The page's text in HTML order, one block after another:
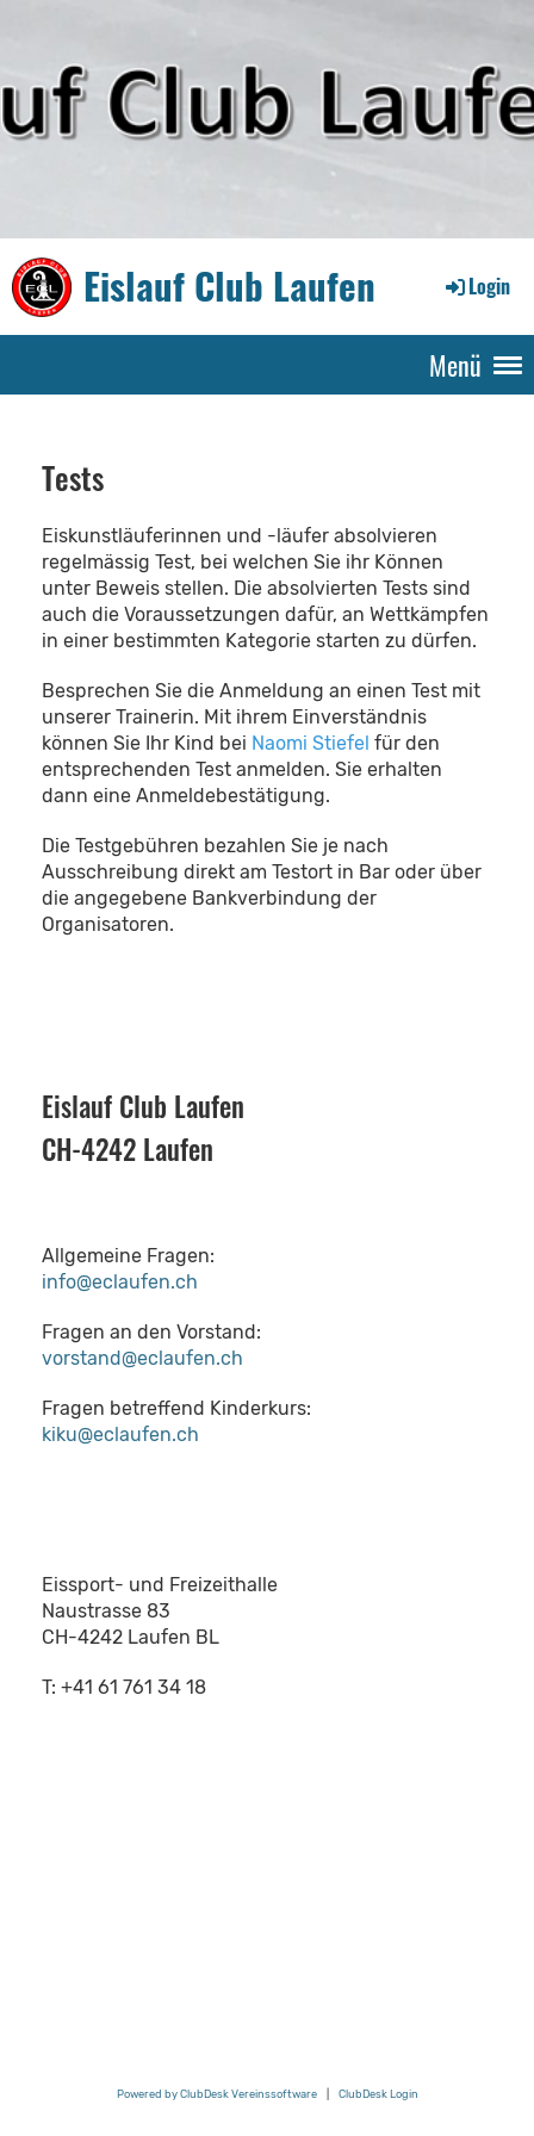
Eislauf Club Laufen Login
Menü
Tests
Eiskunstläuferinnen und -läufer absolvieren
regelmässig Test, bei welchen Sie ihr Können
unter Beweis stellen. Die absolvierten Tests sind
auch die Voraussetzungen dafür, an Wettkämpfen
in einer bestimmten Kategorie starten zu dürfen.
Besprechen Sie die Anmeldung an einen Test mit
unserer Trainerin. Mit ihrem Einverständnis
können Sie Ihr Kind bei Naomi Stiefel für den
entsprechenden Test anmelden. Sie erhalten
dann eine Anmeldebestätigung.
Die Testgebühren bezahlen Sie je nach
Ausschreibung direkt am Testort in Bar oder über
die angegebene Bankverbindung der
Organisatoren.
Eislauf Club Laufen
CH-4242 Laufen
Allgemeine Fragen:
info@eclaufen.ch
Fragen an den Vorstand:
vorstand@eclaufen.ch
Fragen betreffend Kinderkurs:
kiku@eclaufen.ch
Eissport- und Freizeithalle
Naustrasse 83
CH-4242 Laufen BL
T: +41 61 761 34 18
Powered by ClubDesk Vereinssoftware| ClubDesk Login